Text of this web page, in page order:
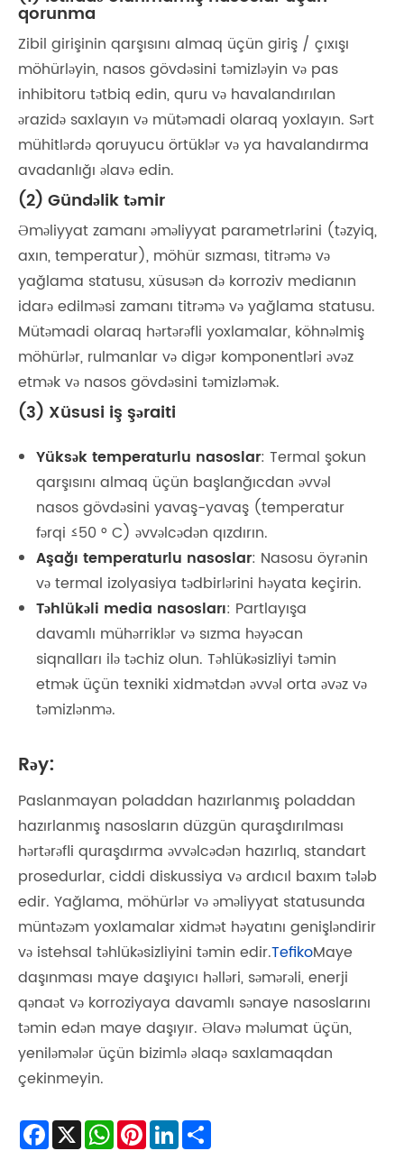
qorunma
Zibil girişinin qarşısını almaq üçün giriş / çıxışı
möhürləyin, nasos gövdəsini təmizləyin və pas
inhibitoru tətbiq edin, quru və havalandırılan
ərazidə saxlayın və mütəmadi olaraq yoxlayın. Sərt
mühitlərdə qoruyucu örtüklər və ya havalandırma
avadanlığı əlavə edin.
(2) Gündəlik təmir
Əməliyyat zamanı əməliyyat parametrlərini (təzyiq,
axın, temperatur), möhür sızması, titrəmə və
yağlama statusu, xüsusən də korroziv medianın
idarə edilməsi zamanı titrəmə və yağlama statusu.
Mütəmadi olaraq hərtərəfli yoxlamalar, köhnəlmiş
möhürlər, rulmanlar və digər komponentləri əvəz
etmək və nasos gövdəsini təmizləmək.
(3) Xüsusi iş şəraiti
Yüksək temperaturlu nasoslar: Termal şokun
qarşısını almaq üçün başlanğıcdan əvvəl
nasos gövdəsini yavaş-yavaş (temperatur
fərqi ≤50 ° C) əvvəlcədən qızdırın.
Aşağı temperaturlu nasoslar: Nasosu öyrənin
və termal izolyasiya tədbirlərini həyata keçirin.
Təhlükəli media nasosları: Partlayışa
davamlı mühərriklər və sızma həyəcan
siqnalları ilə təchiz olun. Təhlükəsizliyi təmin
etmək üçün texniki xidmətdən əvvəl orta əvəz və
təmizlənmə.
Rəy:
Paslanmayan poladdan hazırlanmış poladdan
hazırlanmış nasosların düzgün quraşdırılması
hərtərəfli quraşdırma əvvəlcədən hazırlıq, standart
prosedurlar, ciddi diskussiya və ardıcıl baxım tələb
edir. Yağlama, möhürlər və əməliyyat statusunda
müntəzəm yoxlamalar xidmət həyatını genişləndirir
və istehsal təhlükəsizliyini təmin edir.TefikoMaye
daşınması maye daşıyıcı həlləri, səmərəli, enerji
qənaət və korroziyaya davamlı sənaye nasoslarını
təmin edən maye daşıyır. Əlavə məlumat üçün,
yeniləmələr üçün bizimlə əlaqə saxlamaqdan
çekinmeyin.
Facebook
X WhatsApp
Pinterest
LinkedIn